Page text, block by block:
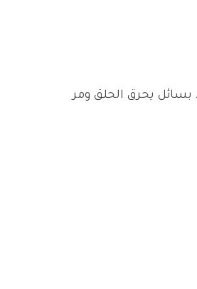
يحرق الحلق ومر